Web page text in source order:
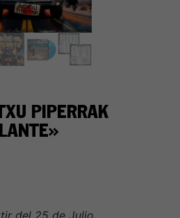
PIPERRAK
del 25 de Julio.